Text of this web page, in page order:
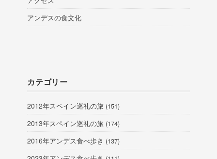
アンデスの食文化
カテゴリー
2012年スペイン巡礼の旅 (151)
2013年スペイン巡礼の旅 (174)
2016年アンデス食べ歩き (137)